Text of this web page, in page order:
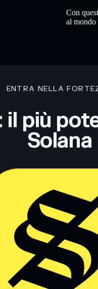
Con
al mondo
ENTRA NELLA
il più
Solana